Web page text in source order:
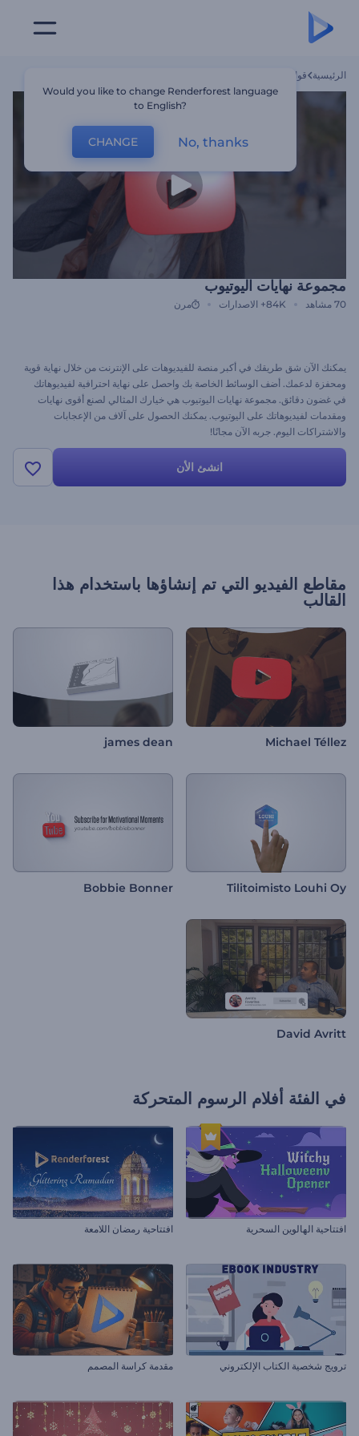
الرئيسية قوالب
مجموعة نهايات اليوتيوب
70 مشاهد 84K+ الاصدارات مرن
يمكنك الآن شق طريقك في أكبر منصة للفيديوهات على الإنترنت من خلال نهاية قوية
ومحفزة لدعمك. أضف الوسائط الخاصة بك واحصل على نهاية احترافية لفيديوهاتك
في غضون دقائق. مجموعة نهايات اليوتيوب هي خيارك المثالي لصنع أقوى نهايات
ومقدمات لفيديوهاتك على اليوتيوب. يمكنك الحصول على آلاف من الإعجابات
والاشتراكات اليوم. جربه الآن مجانًا!
انشئ الأن
مقاطع الفيديو التي تم إنشاؤها باستخدام هذا
القالب
Michael Téllez
james dean
Tilitoimisto Louhi Oy
Bobbie Bonner
David Avritt
في الفئة أفلام الرسوم المتحركة
افتتاحية الهالوين السحرية افتتاحية رمضان اللامعة
ترويج شخصية الكتاب الإلكتروني مقدمة كراسة المصمم
Would you like to change Renderforest language
to English?
CHANGE No, thanks